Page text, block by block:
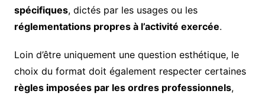
spécifiques, dictés par les usages ou les
réglementations propres à l’activité exercée.
Loin d’être uniquement une question esthétique, le
choix du format doit également respecter certaines
règles imposées par les ordres professionnels,